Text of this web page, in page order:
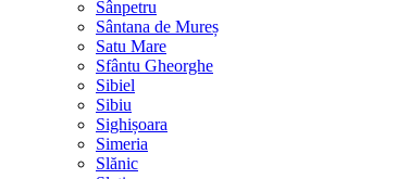
Sânpetru
Sântana de Mureș
Satu Mare
Sfântu Gheorghe
Sibiel
Sibiu
Sighișoara
Simeria
Slănic